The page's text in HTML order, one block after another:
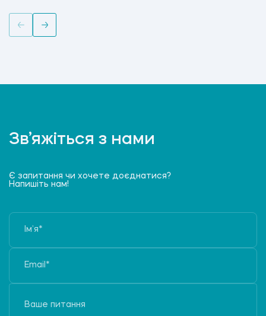
Зв’яжіться з нами
Є запитання чи хочете доєднатися?
Напишіть нам!